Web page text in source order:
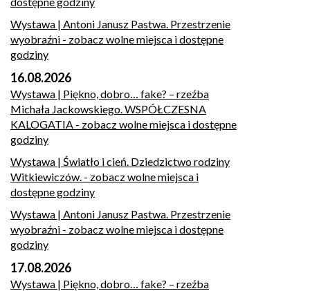
Wystawa | Antoni Janusz Pastwa. Przestrzenie
wyobraźni - zobacz wolne miejsca i dostępne
godziny
16.08.2026
Wystawa | Piękno, dobro… fake? – rzeźba
Michała Jackowskiego. WSPÓŁCZESNA
KALOGATIA - zobacz wolne miejsca i dostępne
godziny
Wystawa | Światło i cień. Dziedzictwo rodziny
Witkiewiczów. - zobacz wolne miejsca i
dostępne godziny
Wystawa | Antoni Janusz Pastwa. Przestrzenie
wyobraźni - zobacz wolne miejsca i dostępne
godziny
17.08.2026
Wystawa | Piękno, dobro… fake? – rzeźba